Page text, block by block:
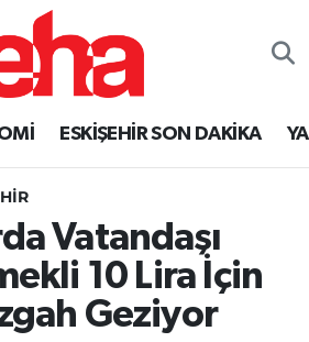
ESKİŞEHİR SON DAKİKA
Vatandaşı
10 Lira İçin
Geziyor